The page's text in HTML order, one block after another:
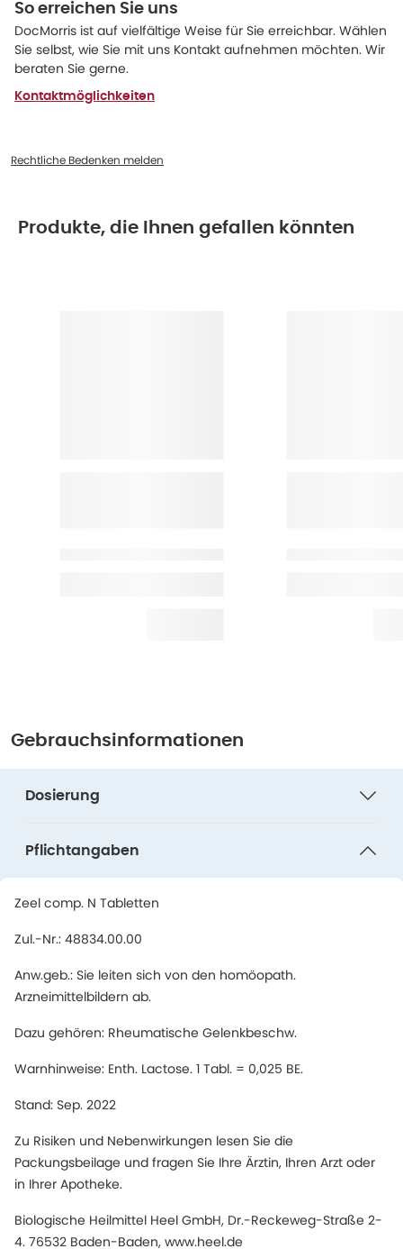
So erreichen Sie uns
DocMorris ist auf vielfältige Weise für Sie erreichbar. Wählen
Sie selbst, wie Sie mit uns Kontakt aufnehmen möchten. Wir
beraten Sie gerne.
Kontaktmöglichkeiten
Rechtliche Bedenken melden
Produkte, die Ihnen gefallen könnten
Gebrauchsinformationen
Dosierung
Pflichtangaben
Zeel comp. N Tabletten
Zul.-Nr.: 48834.00.00
Anw.geb.: Sie leiten sich von den homöopath.
Arzneimittelbildern ab.
Dazu gehören: Rheumatische Gelenkbeschw.
Warnhinweise: Enth. Lactose. 1 Tabl. = 0,025 BE.
Stand: Sep. 2022
Zu Risiken und Nebenwirkungen lesen Sie die
Packungsbeilage und fragen Sie Ihre Ärztin, Ihren Arzt oder
in Ihrer Apotheke.
Biologische Heilmittel Heel GmbH, Dr.-Reckeweg-Straße 2-
4. 76532 Baden-Baden, www.heel.de